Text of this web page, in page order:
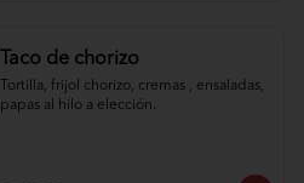
Taco de chorizo
Tortilla, frijol chorizo, cremas , ensaladas,
papas al hilo a elección.